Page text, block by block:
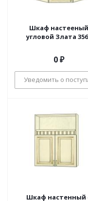
Шкаф настееный
угловой Злата
0 ₽
Уведомить о
Шкаф настенный